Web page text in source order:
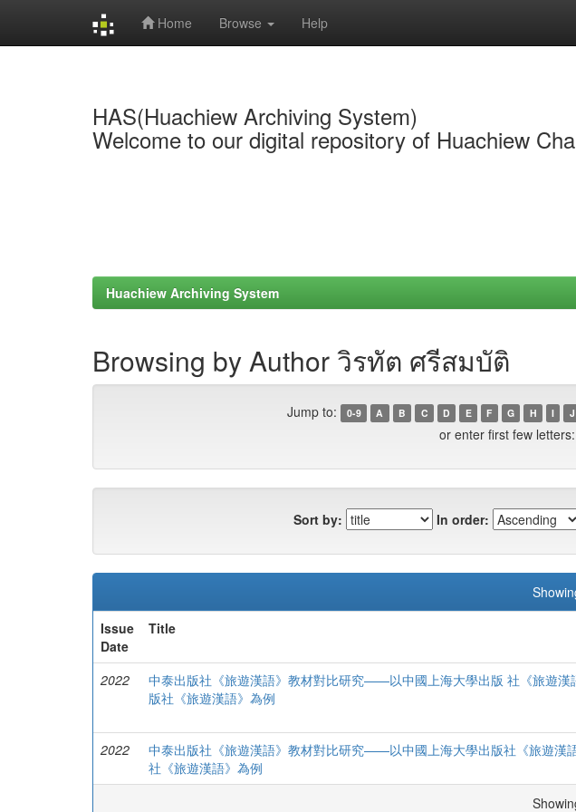
Home Browse Help
HAS(Huachiew Archiving System)
Welcome to our digital repository of Huachiew
Huachiew Archiving System
Browsing by Author วิรทัต ศรีสมบัติ
Jump to: 0-9 A B C D E F G H I J
or enter first few letters:
Sort by: In order:
Issue
Date
Title
2022
中泰出版社《旅遊漢語》教材對比研究——以中國上海大學出版 社《旅遊漢
版社《旅遊漢語》為例
2022
中泰出版社《旅遊漢語》教材對比研究——以中國上海大學出版社《旅遊漢
社《旅遊漢語》為例